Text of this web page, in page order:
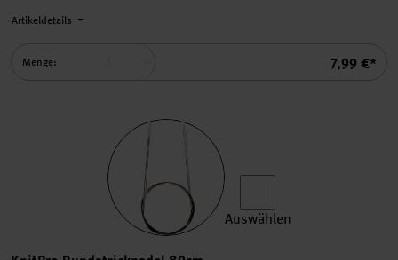
Summe
7,99 €*
Artikeldetails
Menge:
Auswählen